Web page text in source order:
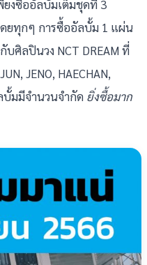
ยงซื้ออัลบั้มเต็มชุดที่ 3
ยทุกๆ การซื้ออัลบั้ม 1 แผ่น
บศิลปินวง NCT DREAM ที่
JENO, HAECHAN,
บั้มมีจำนวนจำกัด ยิ่งซื้อมาก